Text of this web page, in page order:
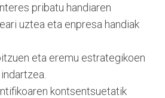
pribatu handiaren
uztea eta enpresa handiak
eta eremu estrategikoen
kontsentsuetatik